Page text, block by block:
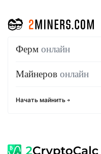
Ферм онлайн
Майнеров онлайн
Начать майнить